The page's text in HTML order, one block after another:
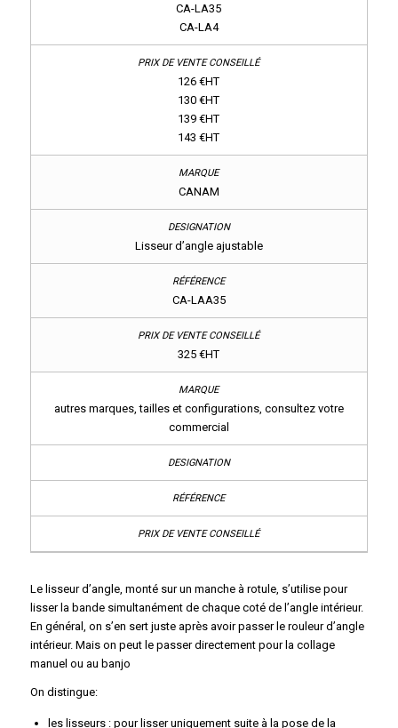
CA-LA35
CA-LA4
126 €HT
130 €HT
139 €HT
143 €HT
CANAM
Lisseur d’angle ajustable
CA-LAA35
325 €HT
autres marques, tailles et configurations, consultez votre
commercial
Le lisseur d’angle, monté sur un manche à rotule, s’utilise pour
lisser la bande simultanément de chaque coté de l’angle intérieur.
En général, on s’en sert juste après avoir passer le rouleur d’angle
intérieur. Mais on peut le passer directement pour la collage
manuel ou au banjo
On distingue:
les lisseurs : pour lisser uniquement suite à la pose de la